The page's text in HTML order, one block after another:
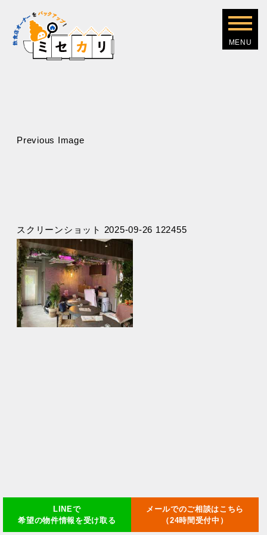
LINEで
希望の物件情報を受け取る
メールでのご相談はこちら
（24時間受付中）
Previous Image
スクリーンショット 2025-09-26 122455